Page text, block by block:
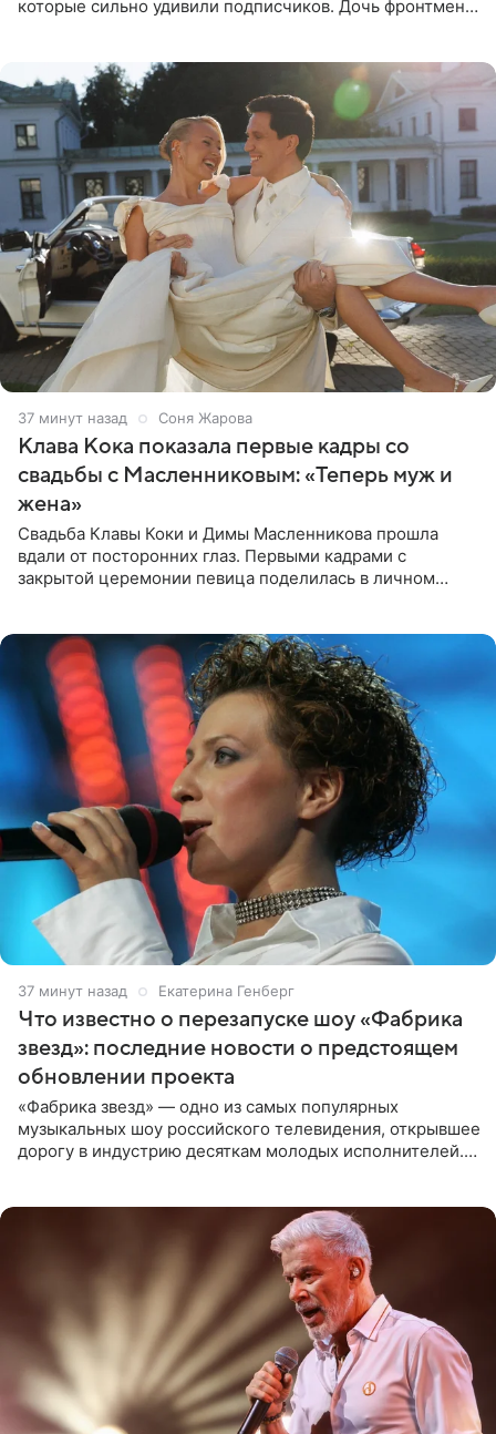
которые сильно удивили подписчиков. Дочь фронтмена
37 минут назад Соня Жарова
Клава Кока показала первые кадры со
свадьбы с Масленниковым: «Теперь муж и
жена»
Свадьба Клавы Коки и Димы Масленникова прошла
вдали от посторонних глаз. Первыми кадрами с
закрытой церемонии певица поделилась в личном
37 минут назад Екатерина Генберг
Что известно о перезапуске шоу «Фабрика
звезд»: последние новости о предстоящем
обновлении проекта
«Фабрика звезд» — одно из самых популярных
музыкальных шоу российского телевидения, открывшее
дорогу в индустрию десяткам молодых исполнителей.